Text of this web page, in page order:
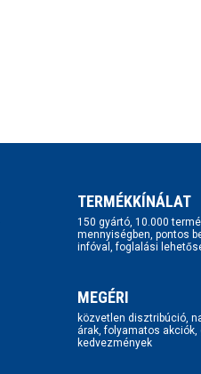
TERMÉKKÍNÁLAT
150 gyártó, 10.000
mennyiségben, pontos
infóval, foglalási
MEGÉRI
közvetlen disztribúció,
árak, folyamatos akciók,
kedvezmények